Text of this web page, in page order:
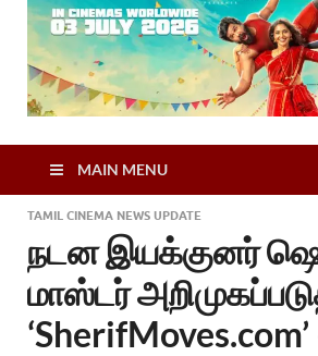
MAIN MENU
TAMIL CINEMA NEWS UPDATE
நடன இயக்குனர்
மாஸ்டர்
‘SherifMoves.com’